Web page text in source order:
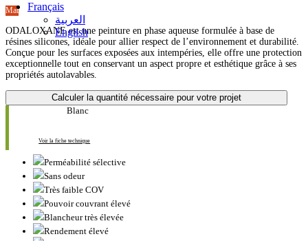
Français
العربية
English
Mat
ODALOXANE est une peinture en phase aqueuse formulée à base de
résines silicones, idéale pour allier respect de l’environnement et durabilité.
Conçue pour les surfaces exposées aux intempéries, elle offre une protection
exceptionnelle tout en conservant un aspect propre et esthétique grâce à ses
propriétés autolavables.
Calculer la quantité nécessaire pour votre projet
Blanc
Voir la fiche technique
Perméabilité sélective
Sans odeur
Très faible COV
Pouvoir couvrant élevé
Blancheur très élevée
Rendement élevé